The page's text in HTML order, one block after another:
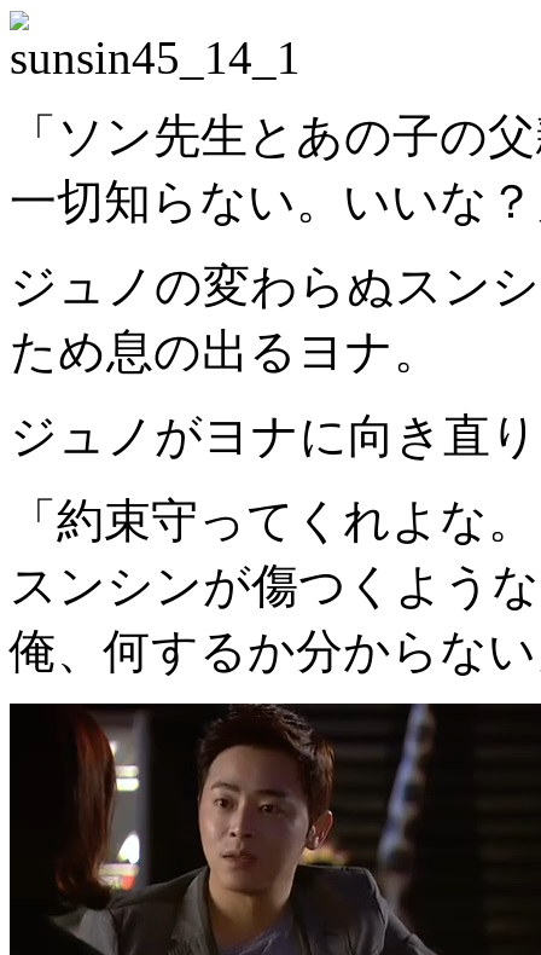
「ソン先生とあの子の
一切知らない。いいな
ジュノの変わらぬスン
ため息の出るヨナ。
ジュノがヨナに向き直
「約束守ってくれよな
スンシンが傷つくよう
俺、何するか分からな